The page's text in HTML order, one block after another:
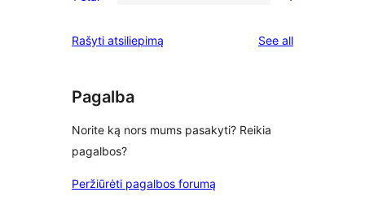
reviews
1
star
Rašyti atsiliepimą See allreviews
Pagalba
Norite ką nors mums pasakyti? Reikia
pagalbos?
Peržiūrėti pagalbos forumą